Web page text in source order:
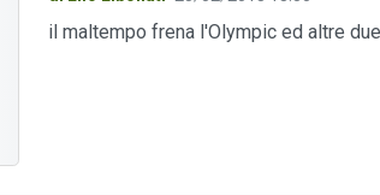
il maltempo frena l'Olympic ed altre